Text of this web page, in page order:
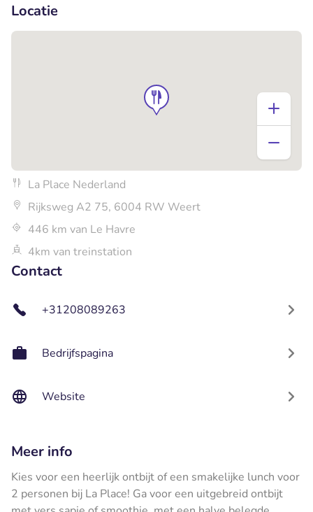
Locatie
La Place Nederland
Rijksweg A2 75, 6004 RW Weert
446 km van Le Havre
4km van treinstation
Contact
+31208089263
Bedrijfspagina
Website
Meer info
Kies voor een heerlijk ontbijt of een smakelijke lunch voor
2 personen bij La Place! Ga voor een uitgebreid ontbijt